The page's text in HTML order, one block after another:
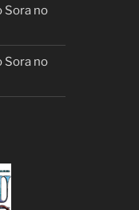
Sora no
Sora no